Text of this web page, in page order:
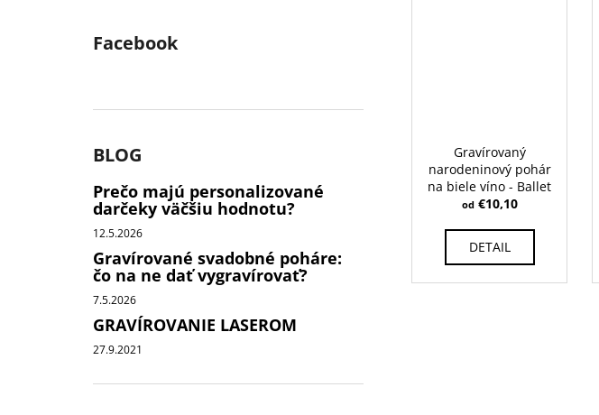
Facebook
BLOG
Prečo majú personalizované
darčeky väčšiu hodnotu?
12.5.2026
Gravírované svadobné poháre:
čo na ne dať vygravírovať?
7.5.2026
GRAVÍROVANIE LASEROM
27.9.2021
Gravírovaný
narodeninový pohár
na biele víno - Ballet
520 ml
od€10,10
DETAIL